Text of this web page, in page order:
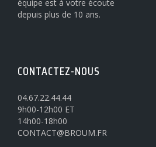
équipe est à votre écoute
depuis plus de 10 ans.
CONTACTEZ-NOUS
04.67.22.44.44
9h00-12h00 ET
14h00-18h00
CONTACT@BROUM.FR